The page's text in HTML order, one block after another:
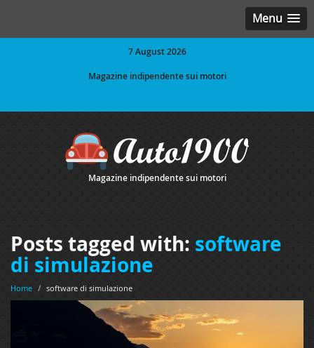
Menu
7 August 2026
Magazine indipendente sui motori
Magazine indipendente sui motori
Posts tagged with: software
di simulazione
Home / software di simulazione